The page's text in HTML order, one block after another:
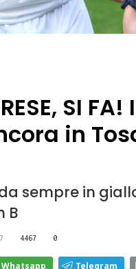
SI
in
sempre in
B
4467 0
Whatsapp Telegram